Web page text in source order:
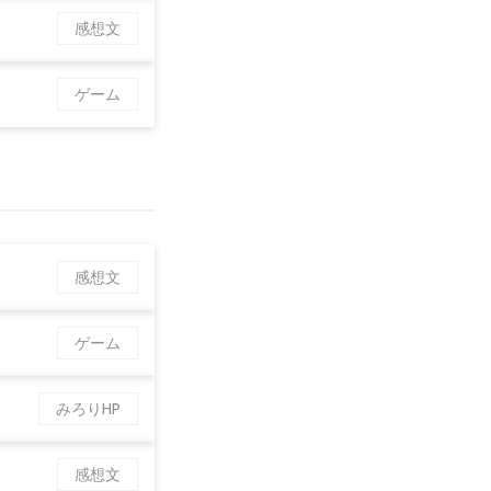
感想文
ゲーム
感想文
ゲーム
みろりHP
感想文